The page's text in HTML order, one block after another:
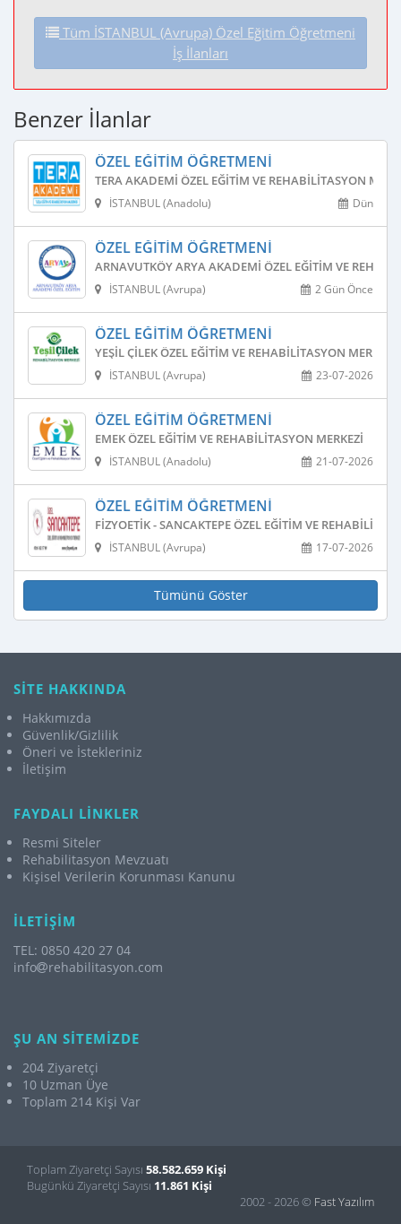
Tüm İSTANBUL (Avrupa) Özel Eğitim Öğretmeni
İş İlanları
Benzer İlanlar
ÖZEL EĞITIM ÖĞRETMENI
TERA AKADEMI ÖZEL EĞITIM VE REHABILITASYON
Dün
İSTANBUL (Anadolu)
ÖZEL EĞITIM ÖĞRETMENI
ARNAVUTKÖY ARYA AKADEMI ÖZEL EĞITIM VE
2 Gün Önce
İSTANBUL (Avrupa)
ÖZEL EĞITIM ÖĞRETMENI
YEŞIL ÇILEK ÖZEL EĞITIM VE REHABILITASYON MERKEZI
23-07-2026
İSTANBUL (Avrupa)
ÖZEL EĞITIM ÖĞRETMENI
EMEK ÖZEL EĞITIM VE REHABILITASYON MERKEZI
21-07-2026
İSTANBUL (Anadolu)
ÖZEL EĞITIM ÖĞRETMENI
FIZYOETIK - SANCAKTEPE ÖZEL EĞITIM VE
17-07-2026
İSTANBUL (Avrupa)
Tümünü Göster
SİTE HAKKINDA
Hakkımızda
Güvenlik/Gizlilik
Öneri ve İstekleriniz
İletişim
FAYDALI LİNKLER
Resmi Siteler
Rehabilitasyon Mevzuatı
Kişisel Verilerin Korunması Kanunu
İLETİŞİM
TEL: 0850 420 27 04
info
rehabilitasyon.com
ŞU AN SİTEMİZDE
204 Ziyaretçi
10 Uzman Üye
Toplam 214 Kişi Var
Toplam Ziyaretçi Sayısı 58.582.659 Kişi
Bugünkü Ziyaretçi Sayısı 11.861 Kişi
2002 - 2026 © Fast Yazılım